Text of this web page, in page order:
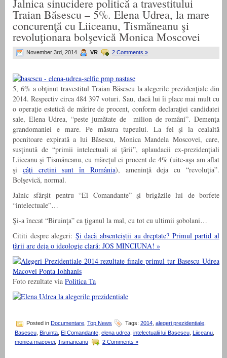
Jalnica sinucidere politică a travestitului
Traian Băsescu – 5%. Elena Udrea, la mare
concurenţă cu Liiceanu, Tismăneanu şi
revoluţionara bolşevică Monica Moscovei
November 3rd, 2014 VR 2 Comments »
5, 6% a obţinut travestitul Traian Băsescu la alegerile prezidenţiale din
2014. Respectiv circa 484 397 voturi. Sau, dacă lui îi place mai mult cu
o operaţie estetică de mărire de procent, conform declaraţiei candidatei
sale, Elena Udrea, “peste jumătate de milion de români”. Demenţa
grandomaniei e mare. Pe măsura tupeului. La fel şi la cealaltă
pocnitoare expirată a lui Băsescu, Monica Mandela Moscovei, care,
susţinută de “primii intelectuali ai ţării”, aplaudacii ex-prezidenţiali
Liiceanu şi Tismăneanu, cu măreţul ei procent de 4% (uite-aşa am aflat
şi câţi cretini sunt în România), ameninţă deja cu “revoluţia”.
Bolşevică, normal.
Jalnic sfârşit pentru “El Comandante” şi brigăzile lui de borfete
“intelectuale”…
Şi-a înecat “Biruinţa” ca ţiganul la mal, cu tot cu ultimii şobolani…
Cititi despre alegeri: Şi dacă absenteiştii au dreptate? Primul partid al
ţării are deja o ideologie clară: JOS MINCIUNA! »
Foto rezultate via Politica Ta
Posted in Documentare Top News Tags: 2014 alegeri prezidentiale
Basescu
Biruinta El Comandante elena udrea intelectualii lui Basescu Liiceanu
monica macovei Tismaneanu 2 Comments »